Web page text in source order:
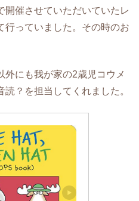
開催させていただいていたレ
行っていました。その時のお
外にも我が家の2歳児コウメ
？を担当してくれました。